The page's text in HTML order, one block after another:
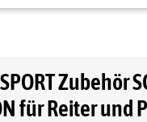
Zubehör
für Reiter und